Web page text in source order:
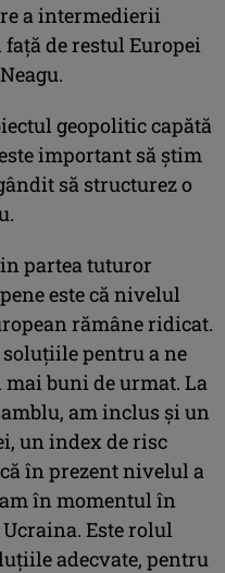
a intermedierii
de restul Europei
geopolitic capătă
important să ştim
să structurez o
partea tuturor
este că nivelul
rămâne ridicat.
soluţiile pentru a ne
buni de urmat. La
am inclus şi un
un index de risc
în prezent nivelul a
în momentul în
Este rolul
adecvate, pentru